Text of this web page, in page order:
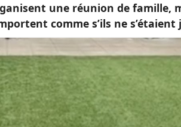
une réunion de famille,
comme s’ils ne